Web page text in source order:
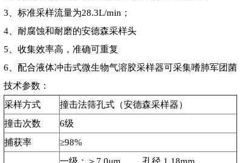
3、标准采样流量为28.3L/min；
4、耐腐蚀和耐磨的安德森采样头
5、收集效率高，准确可重复
6、配合液体冲击式微生物气溶胶采样器可采集嗜肺军团菌
技术参数：
采样方式
撞击法筛孔式（安德森采样器）
撞击次数
6级
捕获率
≥98%